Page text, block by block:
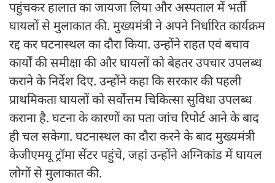
पहुंचकर हालात का जायजा लिया और अस्पताल में भर्ती
घायलों से मुलाकात की. मुख्यमंत्री ने अपने निर्धारित कार्यक्रम
रद्द कर घटनास्थल का दौरा किया. उन्होंने राहत एवं बचाव
कार्यों की समीक्षा की और घायलों को बेहतर उपचार उपलब्ध
कराने के निर्देश दिए. उन्होंने कहा कि सरकार की पहली
प्राथमिकता घायलों को सर्वोत्तम चिकित्सा सुविधा उपलब्ध
कराना है. घटना के कारणों का पता जांच रिपोर्ट आने के बाद
ही चल सकेगा. घटनास्थल का दौरा करने के बाद मुख्यमंत्री
केजीएमयू ट्रॉमा सेंटर पहुंचे, जहां उन्होंने अग्निकांड में घायल
लोगों से मुलाकात की.